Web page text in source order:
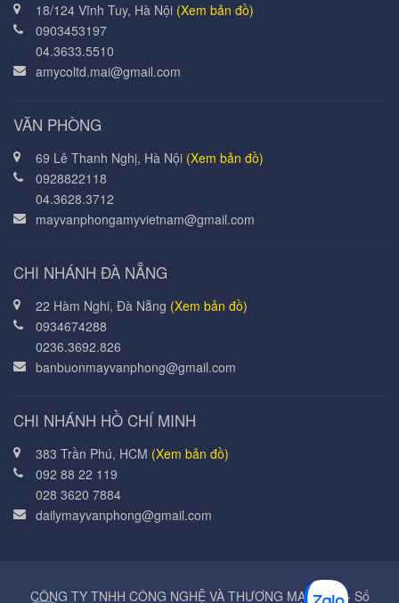
18/124 Vĩnh Tuy, Hà Nội (Xem bản đồ)
0903453197
04.3633.5510
amycoltd.mai@gmail.com
VĂN PHÒNG
69 Lê Thanh Nghị, Hà Nội (Xem bản đồ)
0928822118
04.3628.3712
mayvanphongamyvietnam@gmail.com
CHI NHÁNH ĐÀ NẴNG
22 Hàm Nghi, Đà Nẵng (Xem bản đồ)
0934674288
0236.3692.826
banbuonmayvanphong@gmail.com
CHI NHÁNH HỒ CHÍ MINH
383 Trần Phú, HCM (Xem bản đồ)
092 88 22 119
028 3620 7884
dailymayvanphong@gmail.com
CÔNG TY TNHH CÔNG NGHỆ VÀ THƯƠNG MẠI Á MỸ - Số